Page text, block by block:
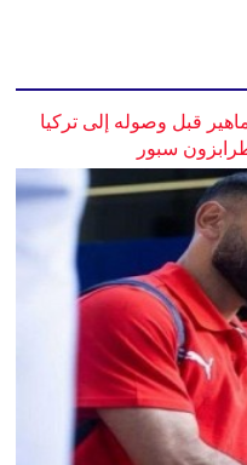
قبل وصوله إلى تركيا
سبور